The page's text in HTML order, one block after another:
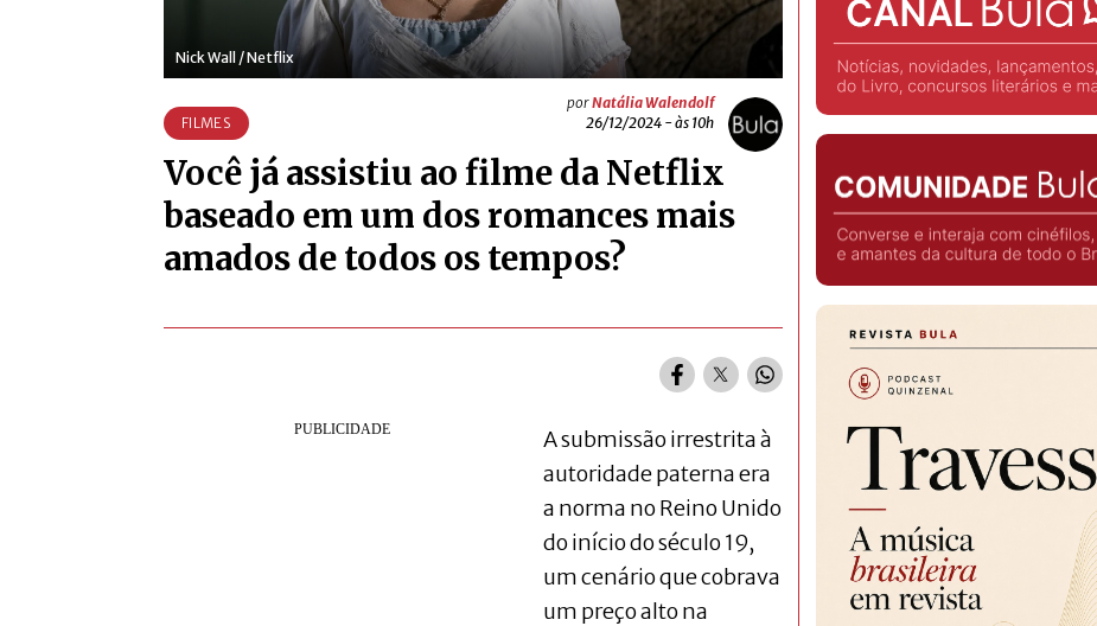
Nick Wall / Netflix
FILMES
porNatália Walendolf
26/12/2024 - às 10h
Você já assistiu ao filme da Netflix
baseado em um dos romances mais
amados de todos os tempos?
A submissão irrestrita à
autoridade paterna era
a norma no Reino Unido
do início do século 19,
um cenário que cobrava
um preço alto na